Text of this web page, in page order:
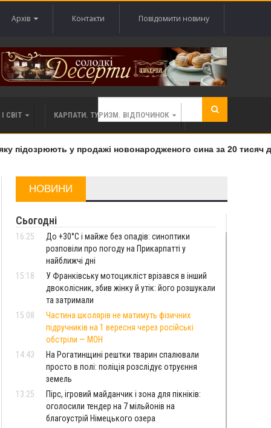
Архів Контакти Повідомити новину
СВІТ КАРПАТИ. ТУРИЗМ. ВІДПОЧИНОК
підозрюють у продажі новонародженого сина за 20 тисяч
НОВИНИ
Сьогодні
16:25
До +30°C і майже без опадів: синоптики
розповіли про погоду на Прикарпатті у
найближчі дні
15:18
У Франківську мотоцикліст врізався в інший
двоколісник, збив жінку й утік: його розшукали
та затримали
15:08
Частина школярів не матимуть фізичних
підручників на 1 вересня через російські
обстріли — МОН
14:43
На Рогатинщині рештки тварин спалювали
просто в полі: поліція розслідує отруєння
земель
13:25
Пірс, ігровий майданчик і зона для пікніків:
оголосили тендер на 7 мільйонів на
благоустрій Німецького озера